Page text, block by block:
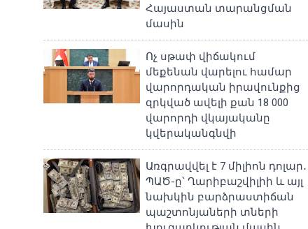
Հայաստան տարանցման
մասին
Ոչ սթափ վիճակում
մեքենան վարելու համար
վարորդական իրավունքից
զրկված ավելի քան 18 000
վարորդի վկայականը
կվերականգնվի
Առգրավվել է 7 միլիոն դոլար․
ՊԱԾ-ը՝ Ղարիբաշվիլիի և այլ
նախկին բարձրաստիճան
պաշտոնյաների տների